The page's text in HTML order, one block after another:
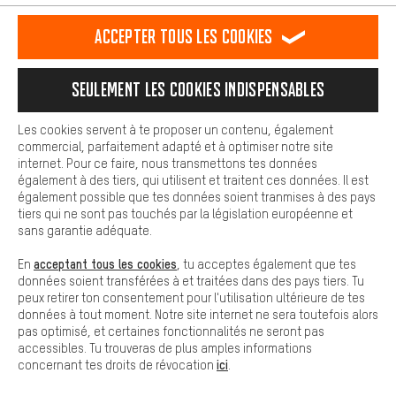
RÉSILIER LE CONTRAT Communauté d'Aix-la-Chapelle
Programme d'affiliation Mentions Légales Protection des données
Conditions générales de vente Plateforme d'Alerte
Reprise des batteries Corepile Paramètres de cookies
Modifier le contraste
Tous les prix s'entendent en euros (MwSt hors) plus les
frais de portpour la livraison versÉtats-Unis.
est plus confortable. Avec les cookies de confort, nous
Nous pouvons ainsi mettre à ta disposition d'autres contenus et
informations utiles. De plus, tu as la possibilité d'utiliser des
facilement les bons produits. Par exemple, nous proposons une
facilement aux questions.
Cookies de base
Les cookies de base garantissent que tu puisses utiliser les
fonctions de notre site web.
Accepter tous les cookies
Seulement les cookies indispensables
Les cookies servent à te proposer un contenu, également
commercial, parfaitement adapté et à optimiser notre site
internet. Pour ce faire, nous transmettons tes données
également à des tiers, qui utilisent et traitent ces données. Il est
également possible que tes données soient tranmises à des pays
tiers qui ne sont pas touchés par la législation européenne et
sans garantie adéquate.
En acceptant tous les cookies , tu acceptes également que tes
données soient transférées à et traitées dans des pays tiers. Tu
peux retirer ton consentement pour l'utilisation ultérieure de tes
données à tout moment. Notre site internet ne sera toutefois alors
pas optimisé, et certaines fonctionnalités ne seront pas
accessibles. Tu trouveras de plus amples informations
concernant tes droits de révocation ici